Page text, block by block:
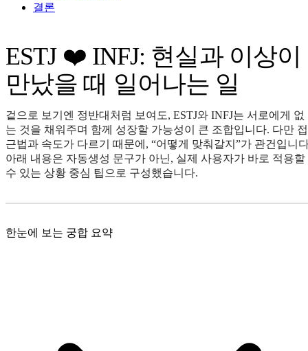
결론
ESTJ ❤️ INFJ: 현실과 이상이
만났을 때 일어나는 일
겉으로 보기엔 정반대처럼 보여도, ESTJ와 INFJ는 서로에게 없
는 것을 채워주며 함께 성장할 가능성이 큰 조합입니다. 다만 접
근법과 속도가 다르기 때문에, “어떻게 맞춰갈지”가 관건입니
아래 내용은 자동생성 문구가 아닌, 실제 사용자가 바로 적용할
수 있는 상황 중심 팁으로 구성했습니다.
한눈에 보는 궁합 요약